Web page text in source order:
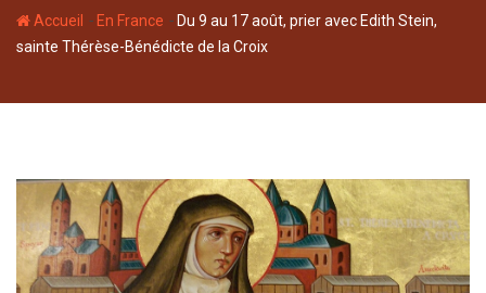
Accueil - En France - Du 9 au 17 août, prier avec Edith Stein,
sainte Thérèse-Bénédicte de la Croix